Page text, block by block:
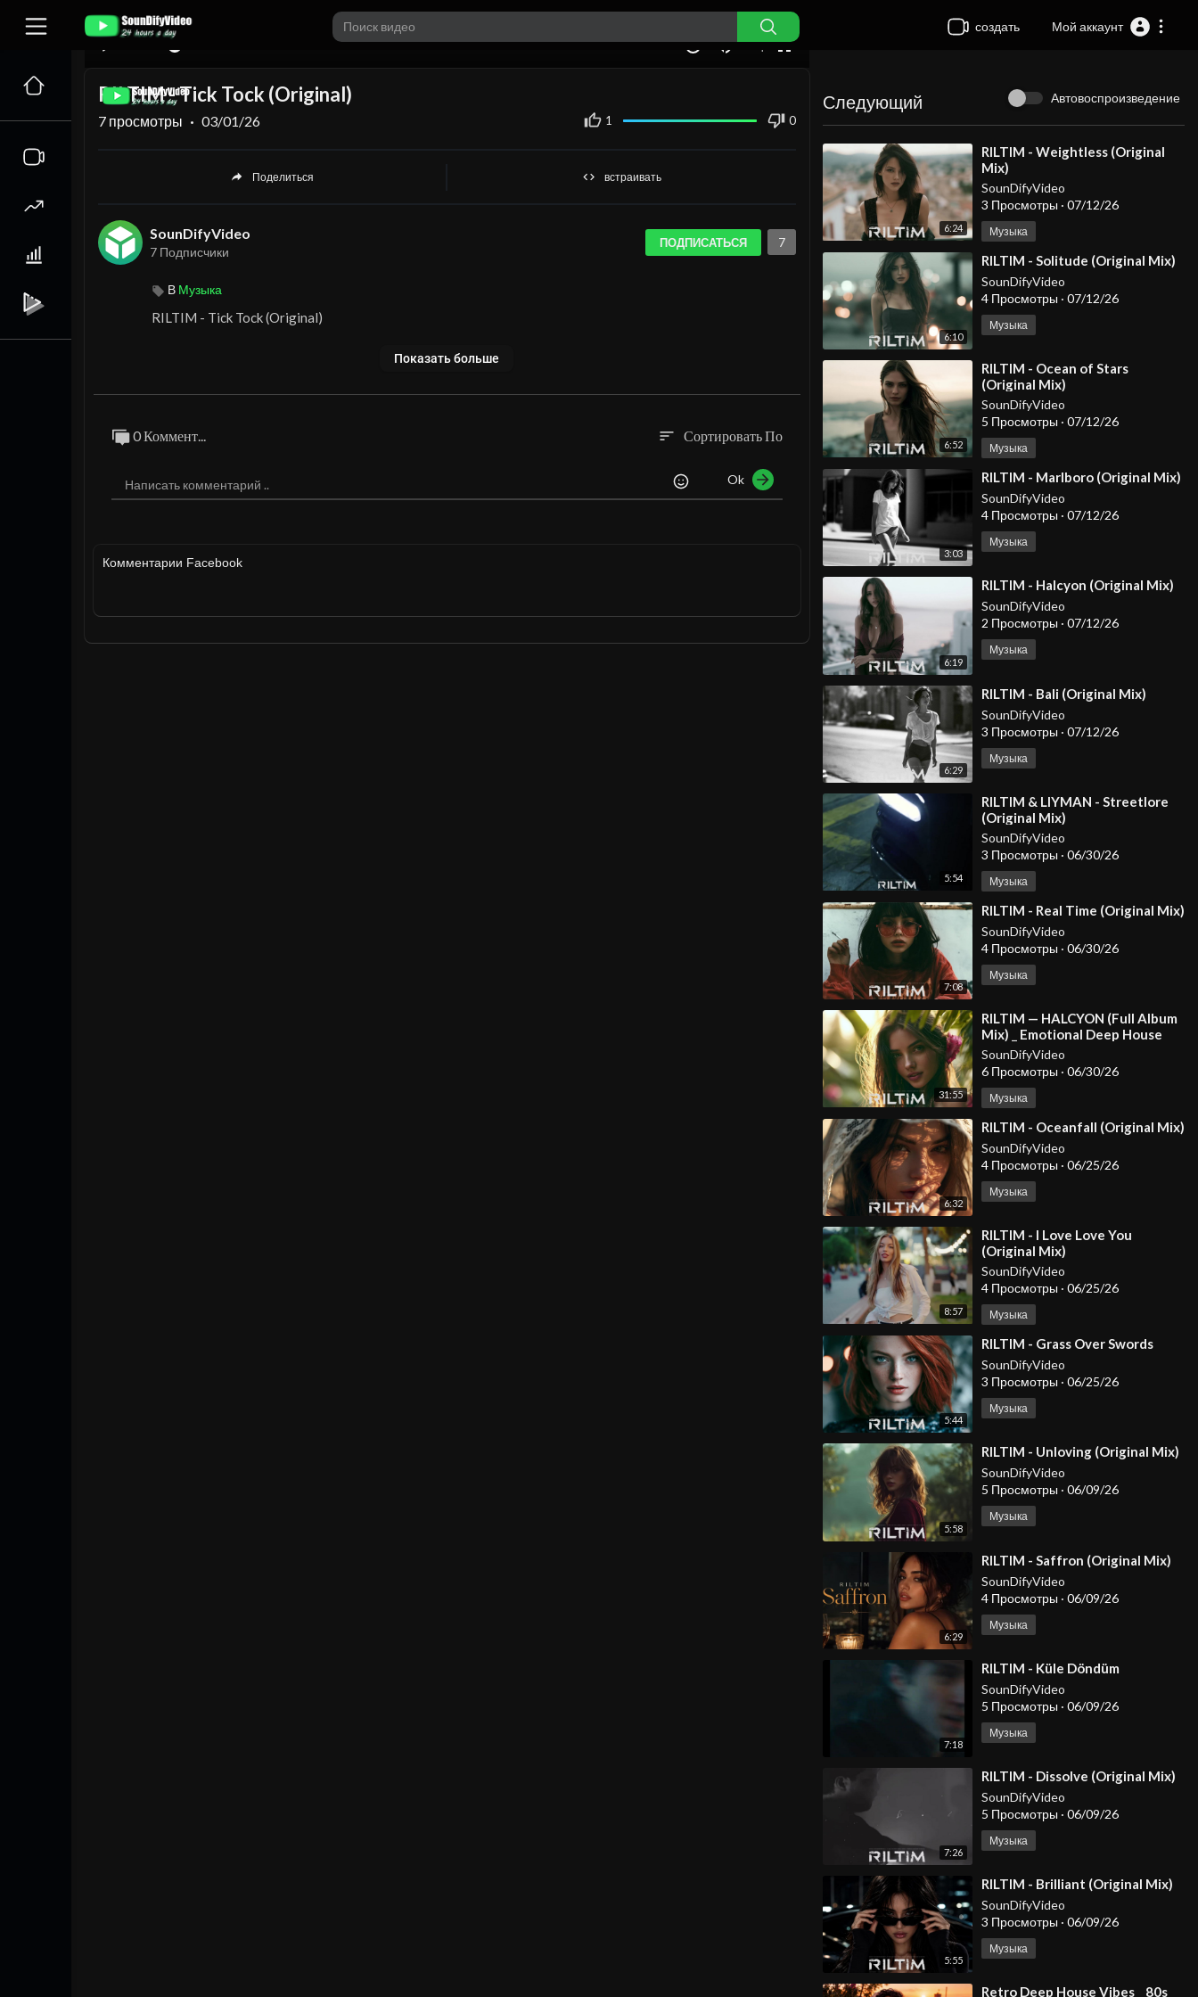
создать Мой аккаунт
Следующий Автовоспроизведение
6:24
⁣RILTIM - Weightless (Original
Mix)
SounDifyVideo
3 Просмотры · 07/12/26
Музыка
6:10
⁣RILTIM - Solitude (Original Mix)
SounDifyVideo
4 Просмотры · 07/12/26
Музыка
6:52
⁣RILTIM - Ocean of Stars
(Original Mix)
SounDifyVideo
5 Просмотры · 07/12/26
Музыка
3:03
⁣RILTIM - Marlboro (Original Mix)
SounDifyVideo
4 Просмотры · 07/12/26
Музыка
6:19
⁣RILTIM - Halcyon (Original Mix)
SounDifyVideo
2 Просмотры · 07/12/26
Музыка
6:29
⁣RILTIM - Bali (Original Mix)
SounDifyVideo
3 Просмотры · 07/12/26
Музыка
5:54
⁣RILTIM & LIYMAN - Streetlore
(Original Mix)
SounDifyVideo
3 Просмотры · 06/30/26
Музыка
7:08
⁣RILTIM - Real Time (Original Mix)
SounDifyVideo
4 Просмотры · 06/30/26
Музыка
31:55
⁣RILTIM — HALCYON (Full Album
Mix) _ Emotional Deep House
2026
SounDifyVideo
6 Просмотры · 06/30/26
Музыка
6:32
⁣RILTIM - Oceanfall (Original Mix)
SounDifyVideo
4 Просмотры · 06/25/26
Музыка
8:57
⁣RILTIM - I Love Love You
(Original Mix)
SounDifyVideo
4 Просмотры · 06/25/26
Музыка
5:44
⁣RILTIM - Grass Over Swords
SounDifyVideo
3 Просмотры · 06/25/26
Музыка
5:58
⁣RILTIM - Unloving (Original Mix)
SounDifyVideo
5 Просмотры · 06/09/26
Музыка
6:29
⁣RILTIM - Saffron (Original Mix)
SounDifyVideo
4 Просмотры · 06/09/26
Музыка
7:18
⁣RILTIM - Küle Döndüm
SounDifyVideo
5 Просмотры · 06/09/26
Музыка
7:26
⁣RILTIM - Dissolve (Original Mix)
SounDifyVideo
5 Просмотры · 06/09/26
Музыка
5:55
⁣RILTIM - Brilliant (Original Mix)
SounDifyVideo
3 Просмотры · 06/09/26
Музыка
⁣Retro Deep House Vibes _ 80s
⁣RILTIM - Tick Tock (Original)
1 0
7 просмотры · 03/01/26
Поделиться встраивать
SounDifyVideo
7 Подписчики
ПОДПИСАТЬСЯ 7
В Музыка
⁣⁣RILTIM - Tick Tock (Original)
Показать больше
0 Коммент... sort Сортировать По
Ok
Комментарии Facebook